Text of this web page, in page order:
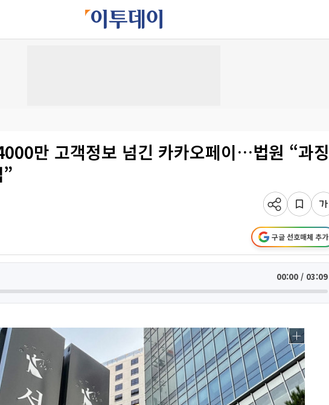
만 고객정보 넘긴 카카오페이…법원 “과징
구글 선호매체 추가
00:00 / 03:09